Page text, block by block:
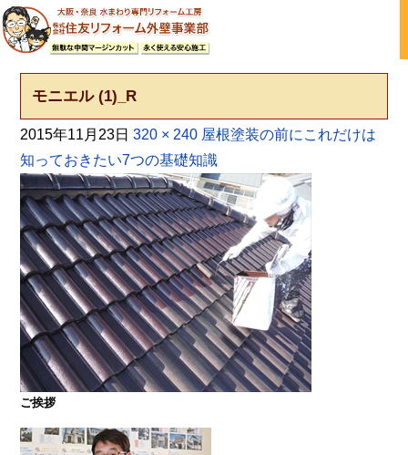
モニエル (1)_R
2015年11月23日 320 × 240 屋根塗装の前にこれだけは
知っておきたい7つの基礎知識
えの方は塗装専門店の株式会社住友リフォーム外壁
ご挨拶